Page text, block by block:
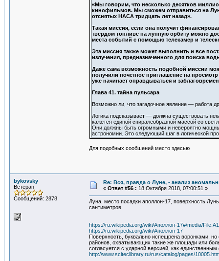
«Мы говорим, что несколько десятков
кинофильмов. Мы сможем отправиться на
отснятых НАСА тридцать лет назад».
Такая миссия, если она получит
твердом топливе на лунную орбиту можно
места событий с помощью телекамер и
Эта миссия также может выполнить и все
излучения, предназначенного для поиска
Даже сама возможность подобной миссии
получили почетное приглашение на
уже начинает оправдываться и
Глава 41. тайна пульсара
Возможно ли, что загадочное явление — работа
Логика подсказывает — должна существовать
кажется единой спиралеобразной массой со
Они должны быть огромными и невероятно
астрономии. Это следующий шаг в логической
Для подобных сообшений место здесью
bykovsky
Ветеран
Сообщений: 2878
Re: Вся, правда о Луне, - анализ
« Ответ #56 : 18 Октября 2018, 07:00:51 »
Луна, место посадки аполлон-17, поверхность
сантиметров.
https://ru.wikipedia.org/wiki/Аполлон-17#/media/
https://ru.wikipedia.org/wiki/Аполлон-17
Поверхность, буквально испещрена воронками,
районов, охватывающих такие же площади или
согласуется с ударной версией, как
http://www.sciteclibrary.ru/rus/catalog/pages/